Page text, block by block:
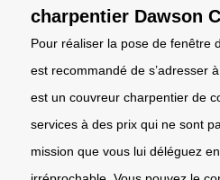
charpentier Dawson
Pour réaliser la pose de fenêtre
est recommandé de s’adresser
est un couvreur charpentier de
services à des prix qui ne sont
mission que vous lui déléguez